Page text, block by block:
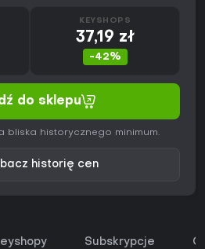
KEYSHOPS
37,19 zł
-42%
do sklepu
bliska historycznego minimum.
historię cen
Subskrypcje O